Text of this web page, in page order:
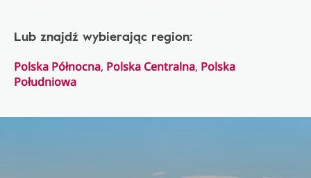
Lub znajdź wybierając region:
Polska Północna, Polska Centralna, Polska
Południowa